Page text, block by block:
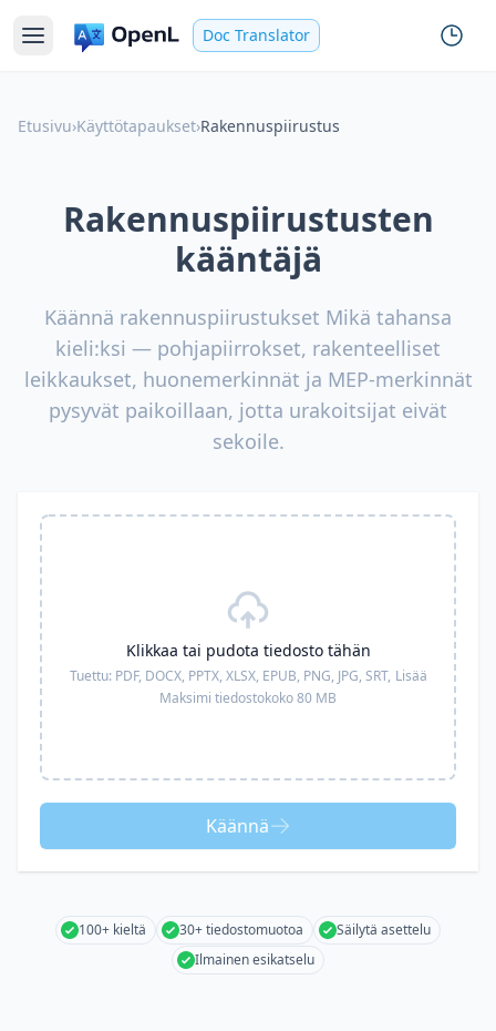
Doc Translator
Etusivu›Käyttötapaukset›Rakennuspiirustus
Rakennuspiirustusten
kääntäjä
Käännä rakennuspiirustukset Mikä tahansa
kieli:ksi — pohjapiirrokset, rakenteelliset
leikkaukset, huonemerkinnät ja MEP-merkinnät
pysyvät paikoillaan, jotta urakoitsijat eivät
sekoile.
Klikkaa tai pudota tiedosto tähän
Tuettu: PDF, DOCX, PPTX, XLSX, EPUB, PNG, JPG, SRT, Lisää
Maksimi tiedostokoko 80 MB
Käännä
100+ kieltä 30+ tiedostomuotoa
Säilytä asettelu
Ilmainen esikatselu